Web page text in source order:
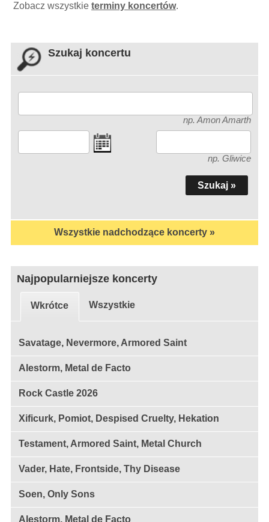
Zobacz wszystkieterminy koncertów.
Szukaj koncertu
np. Amon Amarth
np. Gliwice
Wszystkie nadchodzące koncerty »
Najpopularniejsze koncerty
Wkrótce Wszystkie
Savatage, Nevermore, Armored Saint
Alestorm, Metal de Facto
Rock Castle 2026
Xificurk, Pomiot, Despised Cruelty, Hekation
Testament, Armored Saint, Metal Church
Vader, Hate, Frontside, Thy Disease
Soen, Only Sons
Alestorm, Metal de Facto